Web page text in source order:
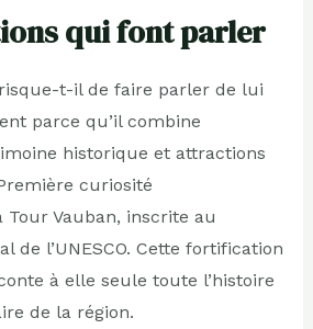
qui font parler
t-il de faire parler de lui
parce qu’il combine
historique et attractions
curiosité
Vauban, inscrite au
de l’UNESCO. Cette fortification
à elle seule toute l’histoire
de la région.